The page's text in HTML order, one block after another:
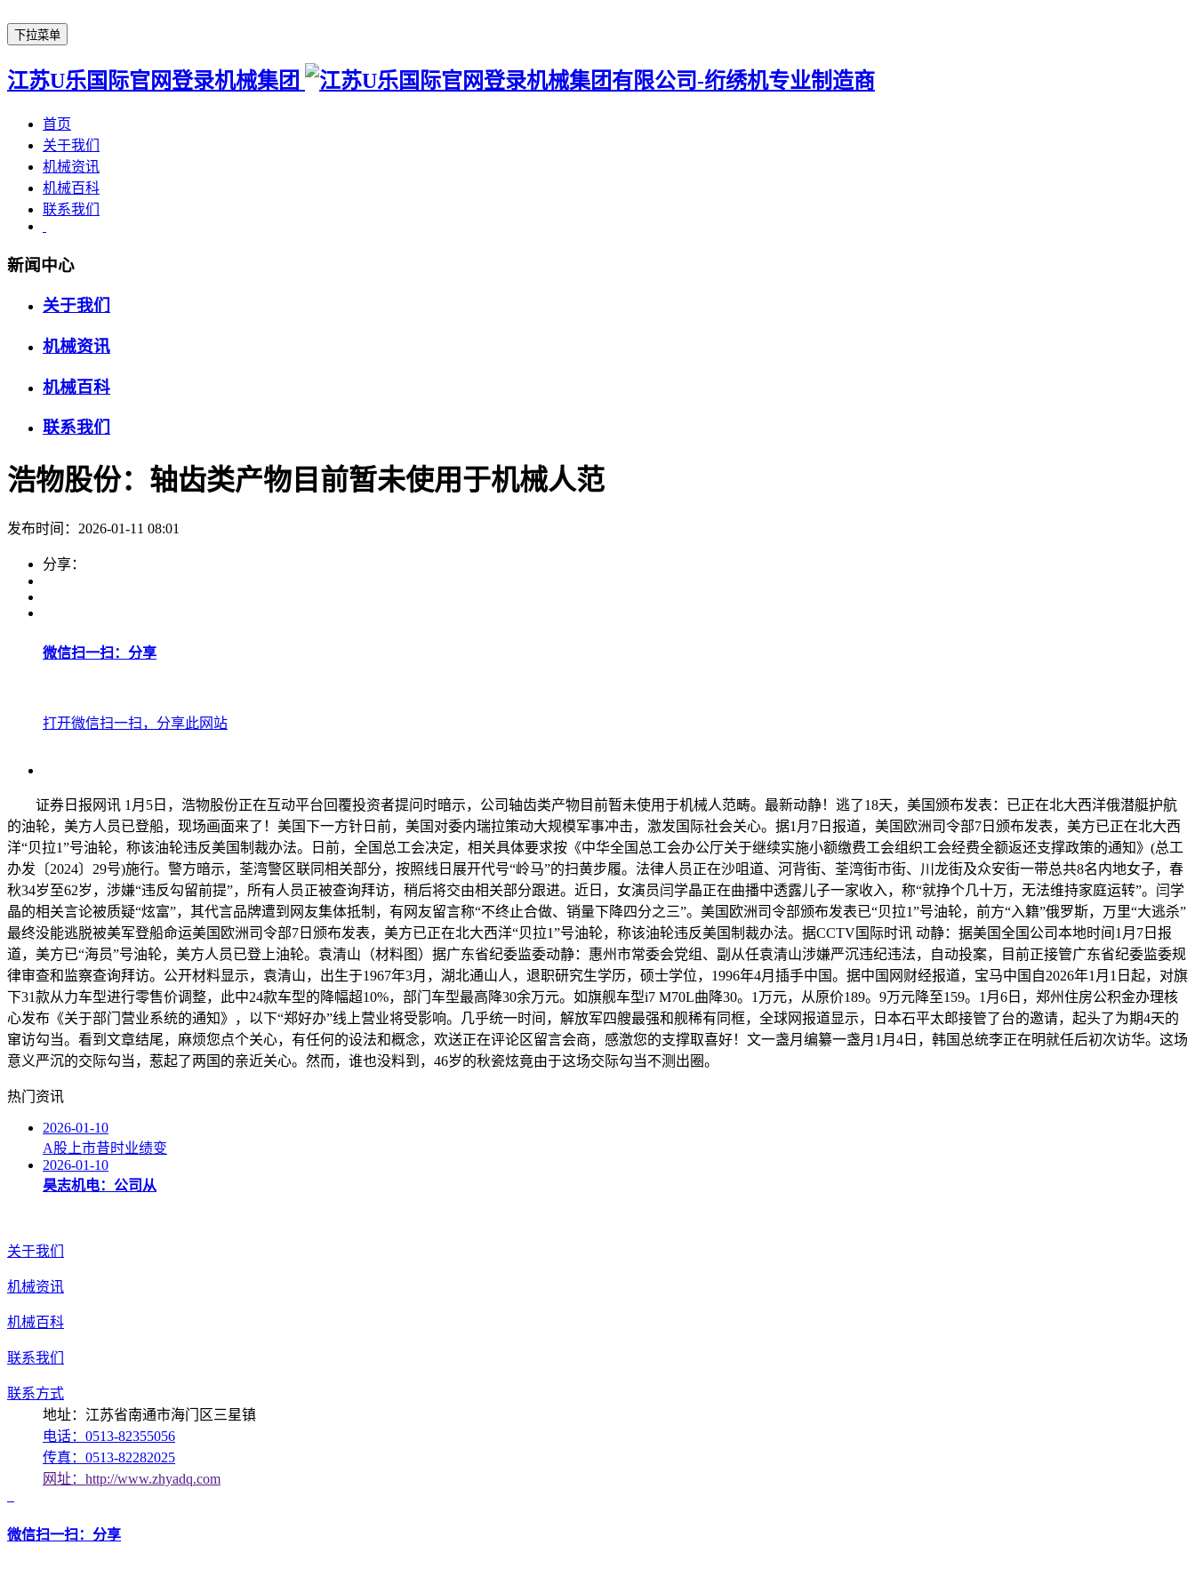
下拉菜单
江苏U乐国际官网登录机械集团
首页
关于我们
机械资讯
机械百科
联系我们
新闻中心
关于我们
机械资讯
机械百科
联系我们
浩物股份：轴齿类产物目前暂未使用于机械人范
发布时间：2026-01-11 08:01
分享：
微信扫一扫：分享
打开微信扫一扫，分享此网站
证券日报网讯 1月5日，浩物股份正在互动平台回覆投资者提问时暗示，公司轴齿类产物目前暂未使用于机械人范畴。最新动静！逃了18天，美国颁布发表：已正在北大西洋俄潜艇护航
的油轮，美方人员已登船，现场画面来了！美国下一方针日前，美国对委内瑞拉策动大规模军事冲击，激发国际社会关心。据1月7日报道，美国欧洲司令部7日颁布发表，美方已正在北大西
洋“贝拉1”号油轮，称该油轮违反美国制裁办法。日前，全国总工会决定，相关具体要求按《中华全国总工会办公厅关于继续实施小额缴费工会组织工会经费全额返还支撑政策的通知》(总工
办发〔2024〕29号)施行。警方暗示，荃湾警区联同相关部分，按照线日展开代号“岭马”的扫黄步履。法律人员正在沙咀道、河背街、荃湾街市街、川龙街及众安街一带总共8名内地女子，春
秋34岁至62岁，涉嫌“违反勾留前提”，所有人员正被查询拜访，稍后将交由相关部分跟进。近日，女演员闫学晶正在曲播中透露儿子一家收入，称“就挣个几十万，无法维持家庭运转”。闫学
晶的相关言论被质疑“炫富”，其代言品牌遭到网友集体抵制，有网友留言称“不终止合做、销量下降四分之三”。美国欧洲司令部颁布发表已“贝拉1”号油轮，前方“入籍”俄罗斯，万里“大逃杀”
最终没能逃脱被美军登船命运美国欧洲司令部7日颁布发表，美方已正在北大西洋“贝拉1”号油轮，称该油轮违反美国制裁办法。据CCTV国际时讯 动静：据美国全国公司本地时间1月7日报
道，美方已“海员”号油轮，美方人员已登上油轮。袁清山（材料图）据广东省纪委监委动静：惠州市常委会党组、副从任袁清山涉嫌严沉违纪违法，自动投案，目前正接管广东省纪委监委规
律审查和监察查询拜访。公开材料显示，袁清山，出生于1967年3月，湖北通山人，退职研究生学历，硕士学位，1996年4月插手中国。据中国网财经报道，宝马中国自2026年1月1日起，对旗
下31款从力车型进行零售价调整，此中24款车型的降幅超10%，部门车型最高降30余万元。如旗舰车型i7 M70L曲降30。1万元，从原价189。9万元降至159。1月6日，郑州住房公积金办理核
心发布《关于部门营业系统的通知》，以下“郑好办”线上营业将受影响。几乎统一时间，解放军四艘最强和舰稀有同框，全球网报道显示，日本石平太郎接管了台的邀请，起头了为期4天的
窜访勾当。看到文章结尾，麻烦您点个关心，有任何的设法和概念，欢送正在评论区留言会商，感激您的支撑取喜好！文一盏月编纂一盏月1月4日，韩国总统李正在明就任后初次访华。这场
意义严沉的交际勾当，惹起了两国的亲近关心。然而，谁也没料到，46岁的秋瓷炫竟由于这场交际勾当不测出圈。
热门资讯
2026-01-10
A股上市昔时业绩变
2026-01-10
昊志机电：公司从
关于我们
机械资讯
机械百科
联系我们
联系方式
地址：江苏省南通市海门区三星镇
电话：0513-82355056
传真：0513-82282025
网址：http://www.zhyadq.com
微信扫一扫：分享